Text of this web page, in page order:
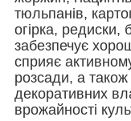
тюльпанів,
огірка, редиски,
забезпечує
сприяє
розсади, а
декоративних
врожайності